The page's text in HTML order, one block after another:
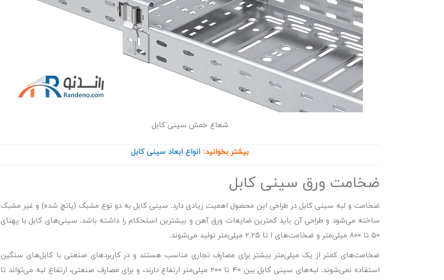
شعاع خمش سینی کابل
بیشتر بخوانید: انواع ابعاد سینی کابل
ضخامت ورق سینی کابل
ضخامت و لبه سینی کابل در طراحی این محصول اهمیت زیادی دارد. سینی کابل به دو نوع مشبک (پانچ شده) و غیر مشبک
ساخته می‌شود و طراحی آن باید کمترین ضایعات ورق آهن و بیشترین استحکام را داشته باشد. سینی‌های کابل با پهنای
۵۰ تا ۸۰۰ میلی‌متر و ضخامت‌های ۱ تا ۲.۲۵ میلی‌متر تولید می‌شوند.
ضخامت‌های کمتر از یک میلی‌متر بیشتر برای مصارف تجاری مناسب هستند و در کاربردهای صنعتی با کابل‌های سنگین
استفاده نمی‌شوند. لبه‌های سینی کابل بین ۴۰ تا ۲۰۰ میلی‌متر ارتفاع دارند، و برای مصارف صنعتی، ارتفاع لبه می‌تواند تا